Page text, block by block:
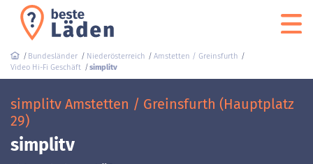
Bundesländer Niederösterreich
Amstetten / Greinsfurth
Video Hi-Fi Geschäft
simplitv
simplitv Amstetten / Greinsfurth (Hauptplatz
29)
simplitv